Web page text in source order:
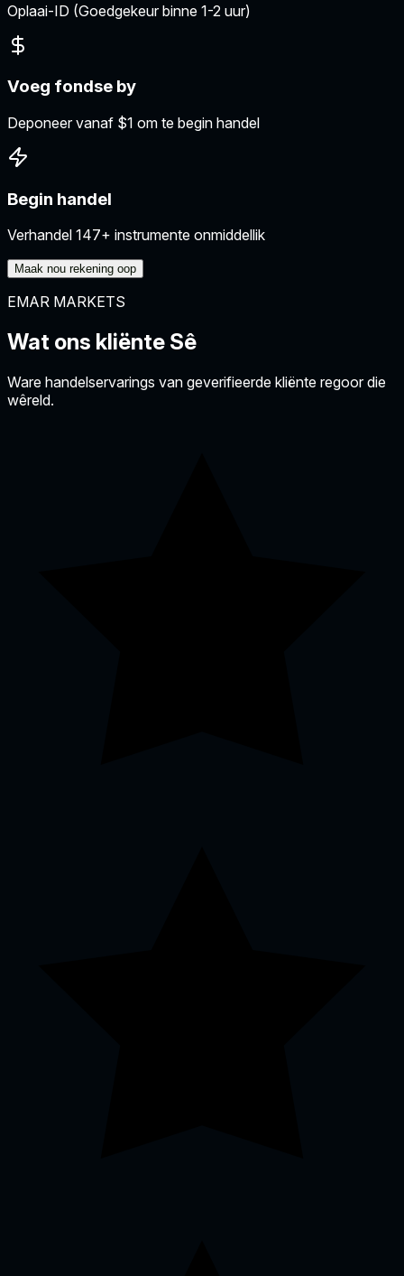
Oplaai-ID (Goedgekeur binne 1-2 uur)
Voeg fondse by
Deponeer vanaf $1 om te begin handel
Begin handel
Verhandel 147+ instrumente onmiddellik
Maak nou rekening oop
EMAR MARKETS
Wat ons kliënte Sê
Ware handelservarings van geverifieerde kliënte regoor die
wêreld.